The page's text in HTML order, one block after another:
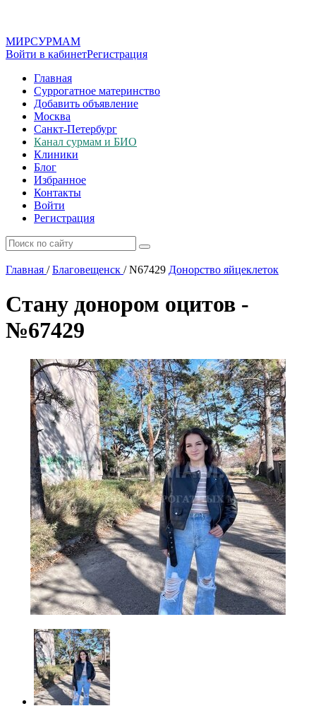
МИРСУРМАМ
Войти в кабинетРегистрация
Главная
Суррогатное материнство
Добавить объявление
Москва
Санкт-Петербург
Канал сурмам и БИО
Клиники
Блог
Избранное
Контакты
Войти
Регистрация
Главная / Благовещенск /N67429 Донорство яйцеклеток
Стану донором оцитов -
№67429